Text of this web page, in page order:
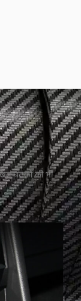
घटकों की भी